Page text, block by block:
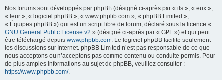
Nos forums sont développés par phpBB (désigné ci-après par « ils », « eux »,
« leur », « logiciel phpBB », « www.phpbb.com », « phpBB Limited »,
« Équipes phpBB ») qui est un script libre de forum, déclaré sous la licence «
GNU General Public License v2 » (désigné ci-après par « GPL ») et qui peut
être téléchargé depuis www.phpbb.com. Le logiciel phpBB facilite seulement
les discussions sur Internet. phpBB Limited n’est pas responsable de ce que
nous acceptons ou n’acceptons pas comme contenu ou conduite permis. Pour
de plus amples informations au sujet de phpBB, veuillez consulter :
https://www.phpbb.com/.